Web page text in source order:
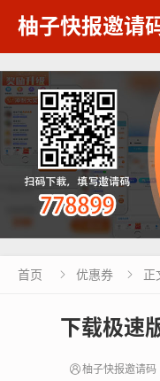
柚子快报邀请
首页  优惠券  正
下载极速
柚子快报邀请码